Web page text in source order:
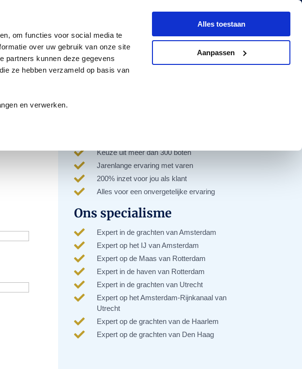
om functies voor social media te
over uw gebruik van onze site
partners kunnen deze gegevens
ze hebben verzameld op basis van
en verwerken.
Alles toestaan
Aanpassen
English
Boot huren Arrangementen Contact Offerte aanvragen
 Keuze uit meer dan 300 boten
 Jarenlange ervaring met varen
 200% inzet voor jou als klant
 Alles voor een onvergetelijke ervaring
Ons specialisme
 Expert in de grachten van Amsterdam
 Expert op het IJ van Amsterdam
 Expert op de Maas van Rotterdam
 Expert in de haven van Rotterdam
 Expert in de grachten van Utrecht

Expert op het Amsterdam-Rijnkanaal van
Utrecht
 Expert op de grachten van de Haarlem
 Expert op de grachten van Den Haag